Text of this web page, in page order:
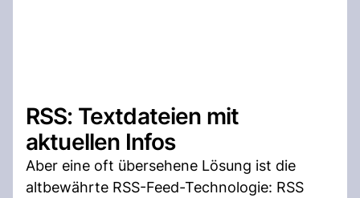
RSS: Textdateien mit
aktuellen Infos
Aber eine oft übersehene Lösung ist die
altbewährte RSS-Feed-Technologie: RSS